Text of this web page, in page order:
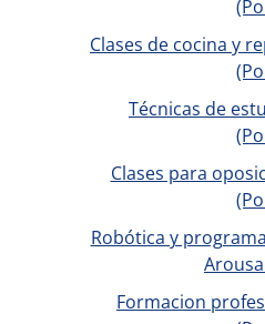
Clases de cocina y
Técnicas de
Clases para
Robótica y
Formacion